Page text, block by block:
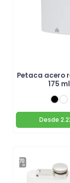
Petaca acero
175 ml
Desde